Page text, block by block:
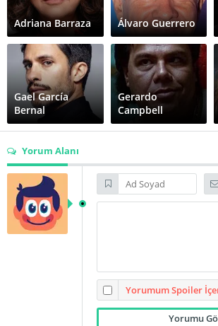
eski bir komünist gerilladır. Ölmek üzere olan,
Cofi'yi bulur. Köpeği alır ve iyileştirir. Bu
ve acı dolu geçmişiyle başa çıkmasına yardımcı
Adriana Barraza Álvaro Guerrero
Gael García
Bernal
Gerardo
Campbell
Gustavo
Sánchez Parra
Humberto Busto
Marco Pérez
Yorum Alanı
Yorumum Spoiler